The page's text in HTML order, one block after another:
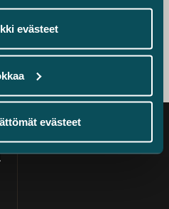
evästeet
evästeet